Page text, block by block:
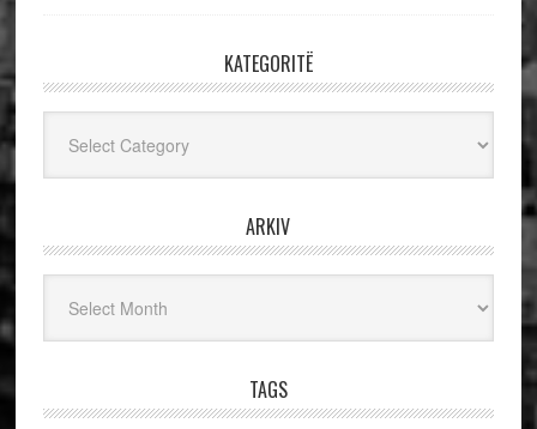
KATEGORITË
ARKIV
TAGS